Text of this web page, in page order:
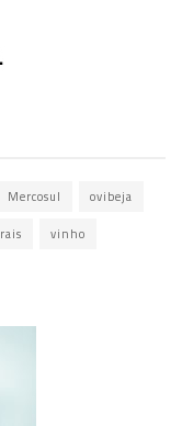
Mercosul ovibeja
vinho